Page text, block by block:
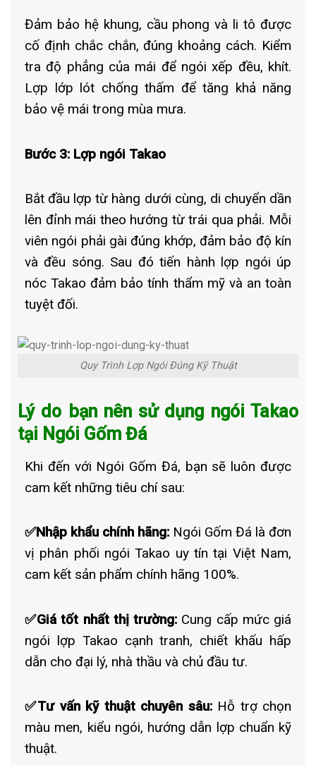
Đảm bảo hệ khung, cầu phong và li tô được
cố định chắc chắn, đúng khoảng cách. Kiểm
tra độ phẳng của mái để ngói xếp đều, khít.
Lợp lớp lót chống thấm để tăng khả năng
bảo vệ mái trong mùa mưa.
Bước 3: Lợp ngói Takao
Bắt đầu lợp từ hàng dưới cùng, di chuyển dần
lên đỉnh mái theo hướng từ trái qua phải. Mỗi
viên ngói phải gài đúng khớp, đảm bảo độ kín
và đều sóng. Sau đó tiến hành lợp ngói úp
nóc Takao đảm bảo tính thẩm mỹ và an toàn
tuyệt đối.
Quy Trình Lợp Ngói Đúng Kỹ Thuật
Lý do bạn nên sử dụng ngói Takao
tại Ngói Gốm Đá
Khi đến với Ngói Gốm Đá, bạn sẽ luôn được
cam kết những tiêu chí sau:
✅Nhập khẩu chính hãng: Ngói Gốm Đá là đơn
vị phân phối ngói Takao uy tín tại Việt Nam,
cam kết sản phẩm chính hãng 100%.
✅Giá tốt nhất thị trường: Cung cấp mức giá
ngói lợp Takao cạnh tranh, chiết khấu hấp
dẫn cho đại lý, nhà thầu và chủ đầu tư.
✅Tư vấn kỹ thuật chuyên sâu:Hỗ trợ chọn
màu men, kiểu ngói, hướng dẫn lợp chuẩn kỹ
thuật.